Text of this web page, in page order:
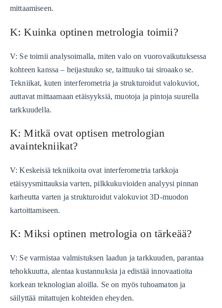
mittaamiseen.
K: Kuinka optinen metrologia toimii?
V: Se toimii analysoimalla, miten valo on vuorovaikutuksessa
kohteen kanssa – heijastuuko se, taittuuko tai siroaako se.
Tekniikat, kuten interferometria ja strukturoidut valokuviot,
auttavat mittaamaan etäisyyksiä, muotoja ja pintoja suurella
tarkkuudella.
K: Mitkä ovat optisen metrologian
avaintekniikat?
V: Keskeisiä tekniikoita ovat interferometria tarkkoja
etäisyysmittauksia varten, pilkkukuvioiden analyysi pinnan
karheutta varten ja strukturoidut valokuviot 3D-muodon
kartoittamiseen.
K: Miksi optinen metrologia on tärkeää?
V: Se varmistaa valmistuksen laadun ja tarkkuuden, parantaa
tehokkuutta, alentaa kustannuksia ja edistää innovaatioita
korkean teknologian aloilla. Se on myös tuhoamaton ja
säilyttää mitattujen kohteiden eheyden.